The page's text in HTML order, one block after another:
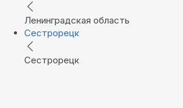
Ленинградская область
Сестрорецк
Сестрорецк